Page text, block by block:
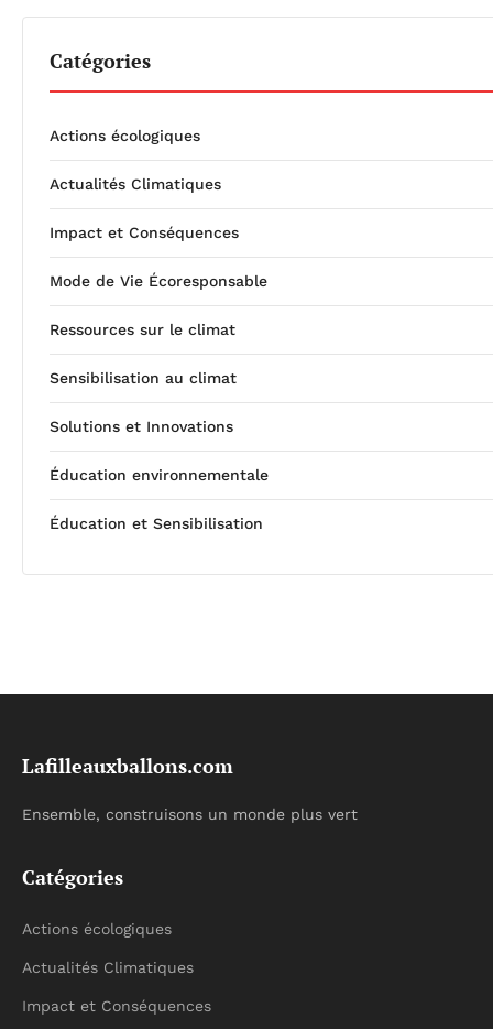
Catégories
Actions écologiques
Actualités Climatiques
Impact et Conséquences
Mode de Vie Écoresponsable
Ressources sur le climat
Sensibilisation au climat
Solutions et Innovations
Éducation environnementale
Éducation et Sensibilisation
Lafilleauxballons.com
Ensemble, construisons un monde plus vert
Catégories
Actions écologiques
Actualités Climatiques
Impact et Conséquences